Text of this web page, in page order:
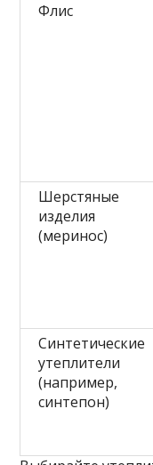
Флис
Шерстяные
изделия
(меринос)
Синтетические
утеплители
(например,
синтепон)